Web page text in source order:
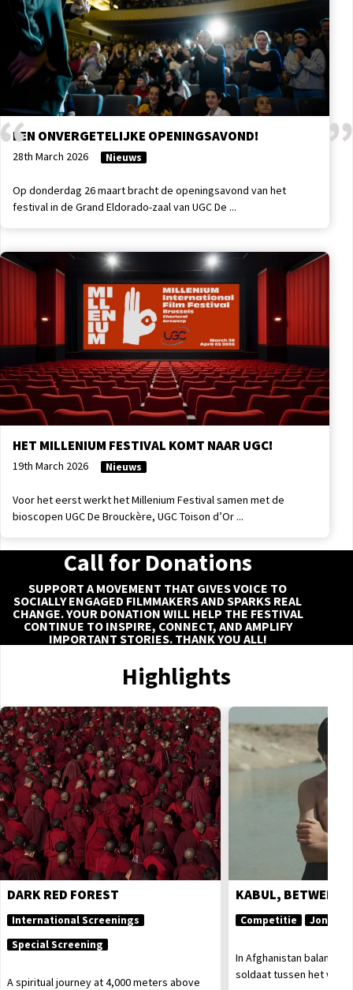
EEN ONVERGETELIJKE OPENINGSAVOND!
28th March 2026 Nieuws
Op donderdag 26 maart bracht de openingsavond van het
festival in de Grand Eldorado-zaal van UGC De ...
HET MILLENIUM FESTIVAL KOMT NAAR UGC!
19th March 2026 Nieuws
Voor het eerst werkt het Millenium Festival samen met de
bioscopen UGC De Brouckère, UGC Toison d’Or ...
Call for Donations
SUPPORT A MOVEMENT THAT GIVES VOICE TO
SOCIALLY ENGAGED FILMMAKERS AND SPARKS REAL
CHANGE. YOUR DONATION WILL HELP THE FESTIVAL
CONTINUE TO INSPIRE, CONNECT, AND AMPLIFY
IMPORTANT STORIES. THANK YOU ALL!
Highlights
DARK RED FOREST
International Screenings
Special Screening
A spiritual journey at 4,000 meters above
KABUL, BETWEEN
Competitie Jonge
In Afghanistan
soldaat tussen het werk